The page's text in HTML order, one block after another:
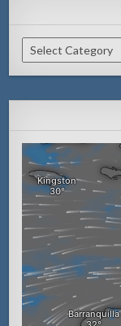
Categorianan